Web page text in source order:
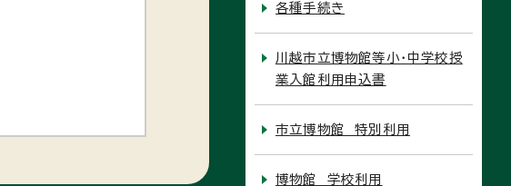
各種手続き
川越市立博物館等小・中学校授
業入館利用申込書
市立博物館 特別利用
博物館 学校利用